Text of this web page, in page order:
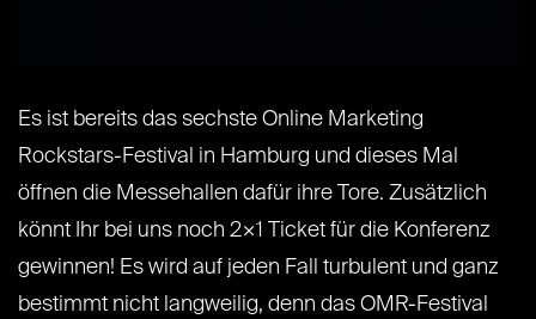
Es ist bereits das sechste Online Marketing
Rockstars-Festival in Hamburg und dieses Mal
öffnen die Messehallen dafür ihre Tore. Zusätzlich
könnt Ihr bei uns noch 2×1 Ticket für die Konferenz
gewinnen! Es wird auf jeden Fall turbulent und ganz
bestimmt nicht langweilig, denn das OMR-Festival